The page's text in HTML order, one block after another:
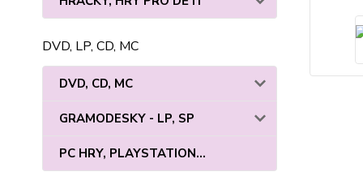
DVD, LP, CD, MC
DVD, CD, MC
GRAMODESKY - LP, SP
PC HRY, PLAYSTATION...